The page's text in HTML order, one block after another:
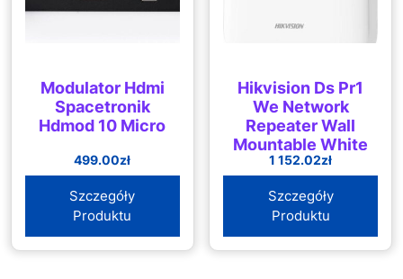
Modulator Hdmi
Spacetronik
Hdmod 10 Micro
499.00zł
Szczegóły
Produktu
Hikvision Ds Pr1
We Network
Repeater Wall
Mountable White
1 152.02zł
Szczegóły
Produktu